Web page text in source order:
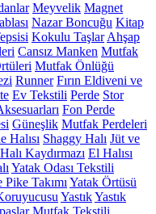
Meyvelik Magnet
Nazar Boncuğu Kitap
Kokulu Taşlar Ahşap
Cansız Manken Mutfak
Mutfak Önlüğü
Runner Fırın Eldiveni ve
Ev Tekstili Perde Stor
Fon Perde
Güneşlik Mutfak Perdeleri
Halısı Shaggy Halı Jüt ve
Halı Kaydırmazı El Halısı
Yatak Odası Tekstili
Pike Takımı Yatak Örtüsü
YastıkYastık
Mutfak Tekstili